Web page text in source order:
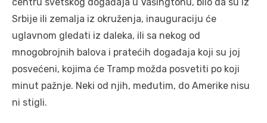
Srbije ili zemalja iz okruženja, inauguraciju će
uglavnom gledati iz daleka, ili sa nekog od
mnogobrojnih balova i pratećih događaja koji su joj
posvećeni, kojima će Tramp možda posvetiti po koji
minut pažnje. Neki od njih, međutim, do Amerike nisu
ni stigli.